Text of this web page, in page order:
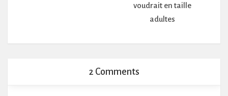
voudrait en taille
adultes
2 Comments